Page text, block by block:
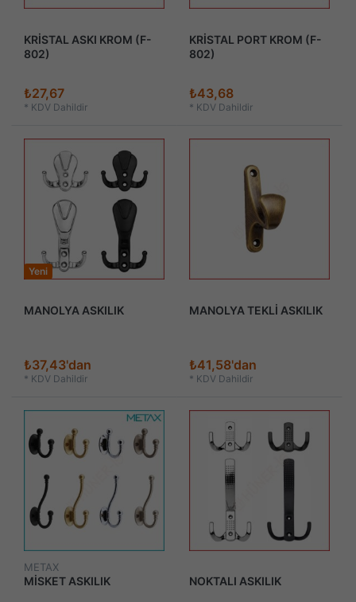
KRİSTAL ASKI KROM (F-
802)
₺27,67
* KDV Dahildir
KRİSTAL PORT KROM (F-
802)
₺43,68
* KDV Dahildir
Yeni
MANOLYA ASKILIK
₺37,43'dan
* KDV Dahildir
MANOLYA TEKLİ ASKILIK
₺41,58'dan
* KDV Dahildir
METAX
MİSKET ASKILIK NOKTALI ASKILIK